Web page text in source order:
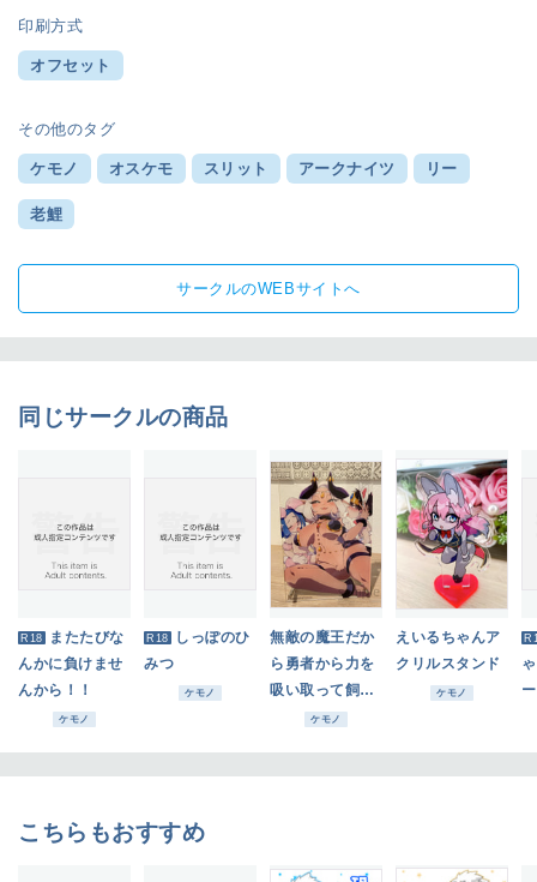
印刷方式
オフセット
その他のタグ
ケモノ オスケモ スリット アークナイツ リー
老鯉
サークルのWEBサイトへ
同じサークルの商品
R18 またたびな
んかに負けませ
んから！！
ケモノ
R18 しっぽのひ
みつ
ケモノ
無敵の魔王だか
ら勇者から力を
吸い取って飼い
ならす アクリ
ケモノ
えいるちゃんア
クリルスタンド
ケモノ
ー
こちらもおすすめ